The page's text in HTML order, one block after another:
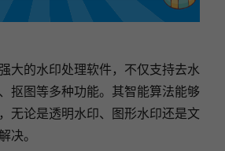
大的水印处理软件，不仅支持去水
抠图等多种功能。其智能算法能够
无论是透明水印、图形水印还是文
决。